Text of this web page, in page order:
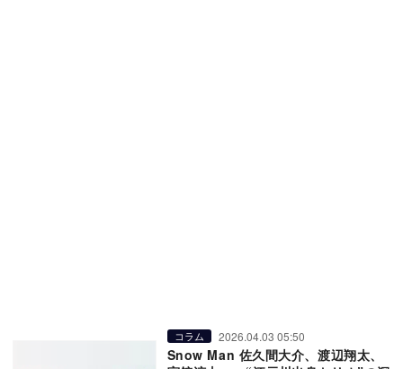
コラム 2026.04.03 05:50
Snow Man 佐久間大介、渡辺翔太、